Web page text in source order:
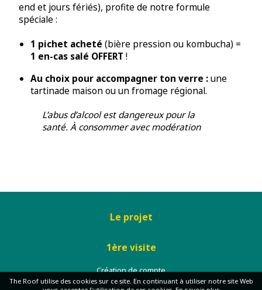
end et jours fériés), profite de notre formule
spéciale :
1 pichet acheté (bière pression ou kombucha) =
1 en-cas salé OFFERT !
Au choix pour accompagner ton verre :une
tartinade maison ou un fromage régional.
L’abus d’alcool est dangereux pour la
santé. À consommer avec modération
Le projet
1ère visite
Création de compte
Débutant.e
The Roof utilise des cookies sur ce site. En continuant à utiliser notre site Web